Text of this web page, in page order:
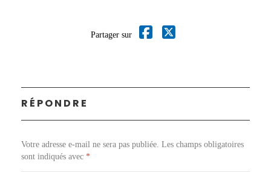
Partager sur
RÉPONDRE
Votre adresse e-mail ne sera pas publiée. Les champs obligatoires
sont indiqués avec *